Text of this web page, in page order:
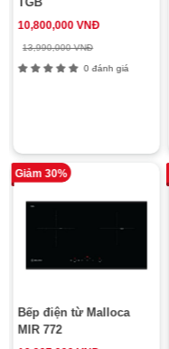
10,800,000 VNĐ
13,990,000 VNĐ
0 đánh giá
Giảm 30%
Bếp điện từ Malloca
MIR 772